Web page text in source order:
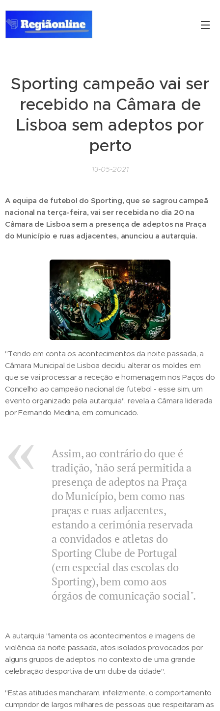
Sporting campeão vai ser
recebido na Câmara de
Lisboa sem adeptos por
perto
13-05-2021
A equipa de futebol do Sporting, que se sagrou campeã
nacional na terça-feira, vai ser recebida no dia 20 na
Câmara de Lisboa sem a presença de adeptos na Praça
do Município e ruas adjacentes, anunciou a autarquia.
"Tendo em conta os acontecimentos da noite passada, a
Câmara Municipal de Lisboa decidiu alterar os moldes em
que se vai processar a receção e homenagem nos Paços do
Concelho ao campeão nacional de futebol - esse sim, um
evento organizado pela autarquia", revela a Câmara liderada
por Fernando Medina, em comunicado.
Assim, ao contrário do que é
tradição, "não será permitida a
presença de adeptos na Praça
do Município, bem como nas
praças e ruas adjacentes,
estando a cerimónia reservada
a convidados e atletas do
Sporting Clube de Portugal
(em especial das escolas do
Sporting), bem como aos
órgãos de comunicação social".
A autarquia "lamenta os acontecimentos e imagens de
violência da noite passada, atos isolados provocados por
alguns grupos de adeptos, no contexto de uma grande
celebração desportiva de um clube da cidade".
"Estas atitudes mancharam, infelizmente, o comportamento
cumpridor de largos milhares de pessoas que respeitaram as